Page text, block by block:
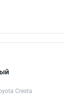
Cresta